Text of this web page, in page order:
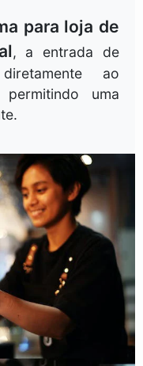
para loja de
, a entrada de
ao
uma